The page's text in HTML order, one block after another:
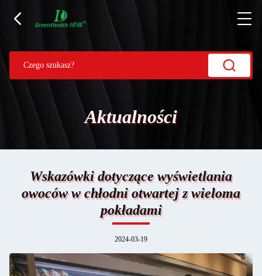
Aktualności
Wskazówki dotyczące wyświetlania
owoców w chłodni otwartej z wieloma
pokładami
2024-03-19